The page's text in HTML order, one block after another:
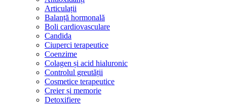
Articulații
Balanță hormonală
Boli cardiovasculare
Candida
Ciuperci terapeutice
Coenzime
Colagen și acid hialuronic
Controlul greutății
Cosmetice terapeutice
Creier și memorie
Detoxifiere